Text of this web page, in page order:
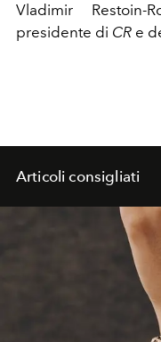
Vladimir
presidente di CR e
Articoli consigliati